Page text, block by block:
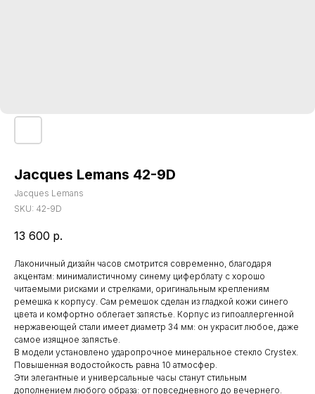
Jacques Lemans 42-9D
Jacques Lemans
SKU: 42-9D
13 600 р.
Лаконичный дизайн часов смотрится современно, благодаря
акцентам: минималистичному синему циферблату с хорошо
читаемыми рисками и стрелками, оригинальным креплениям
ремешка к корпусу. Сам ремешок сделан из гладкой кожи синего
цвета и комфортно облегает запястье. Корпус из гипоаллергенной
нержавеющей стали имеет диаметр 34 мм: он украсит любое, даже
самое изящное запястье.
В модели установлено ударопрочное минеральное стекло Crystex.
Повышенная водостойкость равна 10 атмосфер.
Эти элегантные и универсальные часы станут стильным
дополнением любого образа: от повседневного до вечернего.